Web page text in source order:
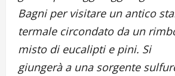
Bagni per visitare un antico
termale circondato da un
misto di eucalipti e pini. Si
giungerà a una sorgente